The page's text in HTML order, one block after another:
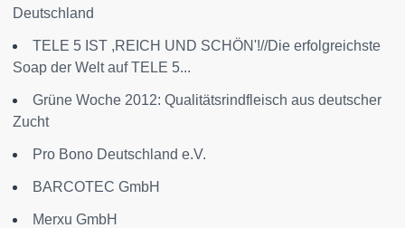
Deutschland
TELE 5 IST ,REICH UND SCHÖN'!//Die erfolgreichste
Soap der Welt auf TELE 5...
Grüne Woche 2012: Qualitätsrindfleisch aus deutscher
Zucht
Pro Bono Deutschland e.V.
BARCOTEC GmbH
Merxu GmbH